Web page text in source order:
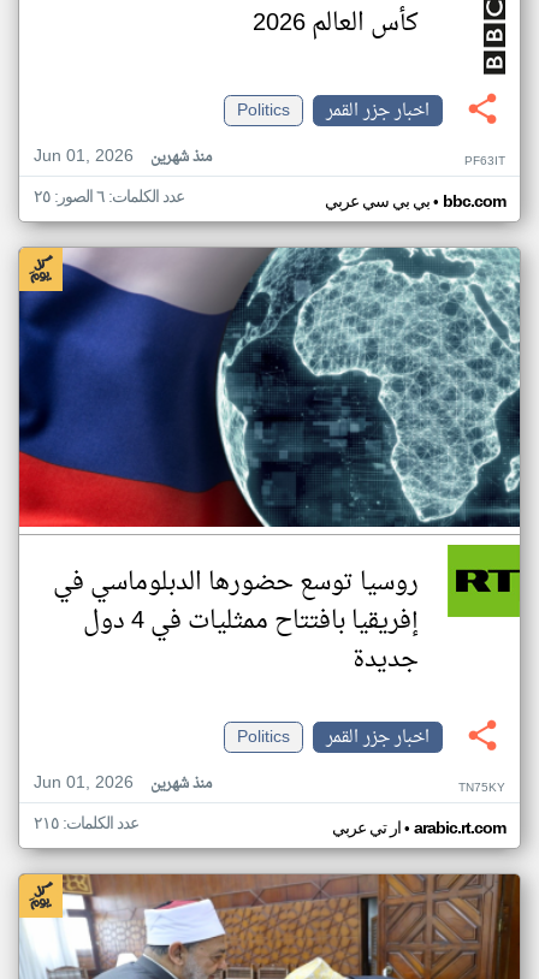
كأس العالم 2026
اخبار جزر القمر
Politics
Jun 01, 2026
منذ شهرين PF63IT
بي بي سي عربي• bbc.com عدد الكلمات: ٦ الصور: ٢٥
روسيا توسع حضورها الدبلوماسي في
إفريقيا بافتتاح ممثليات في 4 دول
جديدة
اخبار جزر القمر
Politics
Jun 01, 2026
منذ شهرين TN75KY
ار تي عربي• arabic.rt.com عدد الكلمات: ٢١٥